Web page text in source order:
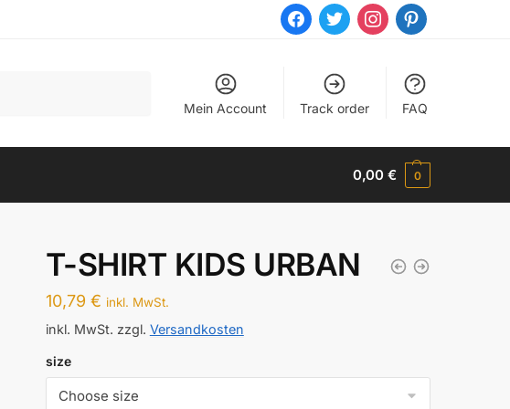
facebooktwitter instagrampinterest
Mein Account Track order FAQ
0,00€ 0
T-SHIRT KIDS URBAN
10,79 € inkl. MwSt.
inkl. MwSt. zzgl. Versandkosten
size